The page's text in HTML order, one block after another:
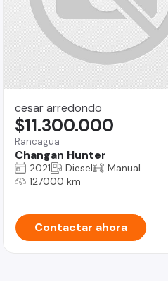
cesar arredondo
Rancagua
Changan Hunter
$11.300.000
2021 Diesel
Manual
127000 km
Contactar ahora